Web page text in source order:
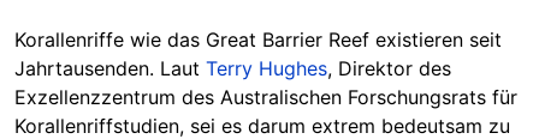
Korallenriffe wie das Great Barrier Reef existieren seit
Jahrtausenden. Laut Terry Hughes, Direktor des
Exzellenzzentrum des Australischen Forschungsrats für
Korallenriffstudien, sei es darum extrem bedeutsam zu